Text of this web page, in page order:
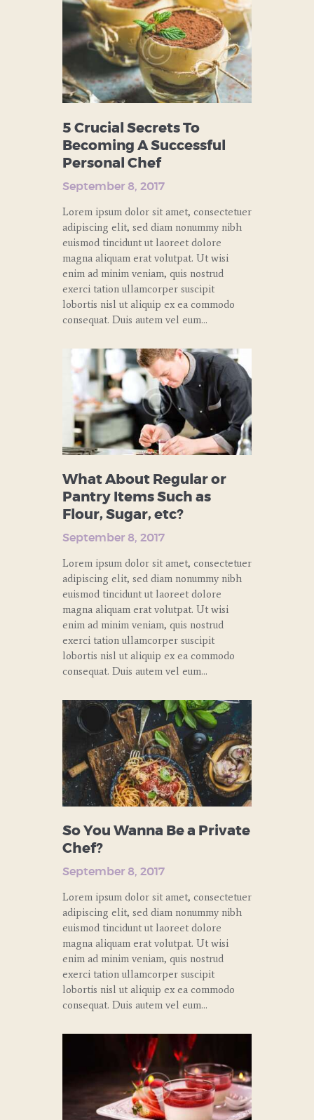
5 Crucial Secrets To
Becoming A Successful
Personal Chef
September 8, 2017
Lorem ipsum dolor sit amet, consectetuer
adipiscing elit, sed diam nonummy nibh
euismod tincidunt ut laoreet dolore
magna aliquam erat volutpat. Ut wisi
enim ad minim veniam, quis nostrud
exerci tation ullamcorper suscipit
lobortis nisl ut aliquip ex ea commodo
consequat. Duis autem vel eum…
What About Regular or
Pantry Items Such as
Flour, Sugar, etc?
September 8, 2017
Lorem ipsum dolor sit amet, consectetuer
adipiscing elit, sed diam nonummy nibh
euismod tincidunt ut laoreet dolore
magna aliquam erat volutpat. Ut wisi
enim ad minim veniam, quis nostrud
exerci tation ullamcorper suscipit
lobortis nisl ut aliquip ex ea commodo
consequat. Duis autem vel eum…
So You Wanna Be a Private
Chef?
September 8, 2017
Lorem ipsum dolor sit amet, consectetuer
adipiscing elit, sed diam nonummy nibh
euismod tincidunt ut laoreet dolore
magna aliquam erat volutpat. Ut wisi
enim ad minim veniam, quis nostrud
exerci tation ullamcorper suscipit
lobortis nisl ut aliquip ex ea commodo
consequat. Duis autem vel eum…